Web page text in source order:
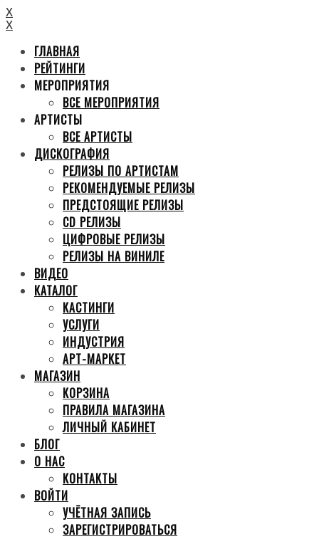
X
X
ГЛАВНАЯ
РЕЙТИНГИ
МЕРОПРИЯТИЯ
ВСЕ МЕРОПРИЯТИЯ
АРТИСТЫ
ВСЕ АРТИСТЫ
ДИСКОГРАФИЯ
РЕЛИЗЫ ПО АРТИСТАМ
РЕКОМЕНДУЕМЫЕ РЕЛИЗЫ
ПРЕДСТОЯЩИЕ РЕЛИЗЫ
CD РЕЛИЗЫ
ЦИФРОВЫЕ РЕЛИЗЫ
РЕЛИЗЫ НА ВИНИЛЕ
ВИДЕО
КАТАЛОГ
КАСТИНГИ
УСЛУГИ
ИНДУСТРИЯ
АРТ-МАРКЕТ
МАГАЗИН
КОРЗИНА
ПРАВИЛА МАГАЗИНА
ЛИЧНЫЙ КАБИНЕТ
БЛОГ
О НАС
КОНТАКТЫ
ВОЙТИ
УЧЁТНАЯ ЗАПИСЬ
ЗАРЕГИСТРИРОВАТЬСЯ